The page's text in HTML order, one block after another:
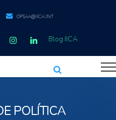
OPSAA@IICA.INT
Blog IICA
POLÍTICA